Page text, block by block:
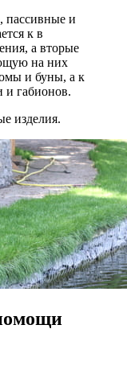
пассивные и
к в
а вторые
на них
и буны, а к
и габионов.
изделия.